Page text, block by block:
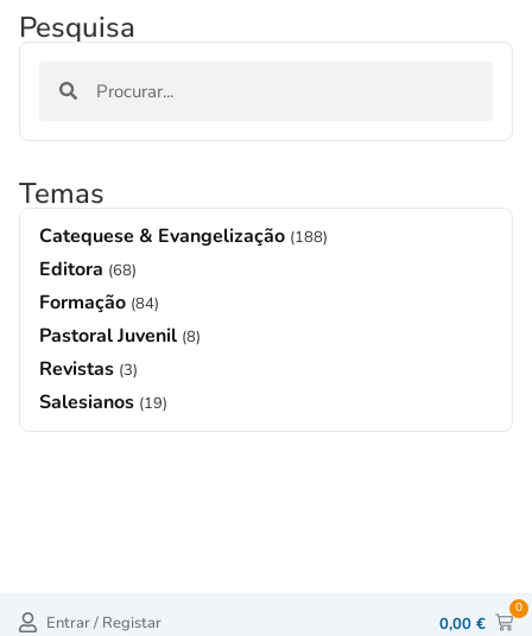
Pesquisa
Temas
Catequese & Evangelização (188)
Editora (68)
Formação (84)
Pastoral Juvenil (8)
Revistas (3)
Salesianos (19)
Entrar / Registar 0,00 €
0